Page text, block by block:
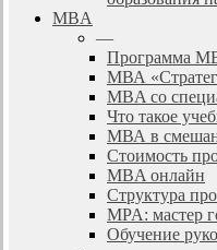
MBA
—
Программа
МВА
MBA со
Что такое
МВА в
Стоимость
MBA онлайн
Cтруктура
MPA: мастер
Обучение